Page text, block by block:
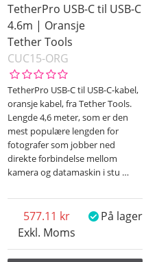
TetherPro USB-C til USB-C
4.6m | Oransje
Tether Tools
CUC15-ORG
TetherPro USB-C til USB-C-kabel,
oransje kabel, fra Tether Tools.
Lengde 4,6 meter, som er den
mest populære lengden for
fotografer som jobber ned
direkte forbindelse mellom
kamera og datamaskin i stu …
Exkl. Moms
577.11 På lager